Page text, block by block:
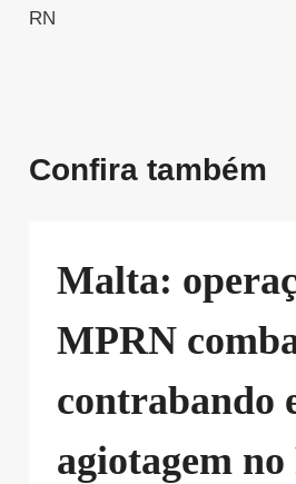
RN
Confira também
Malta:
MPRN
contrabando
agiotagem